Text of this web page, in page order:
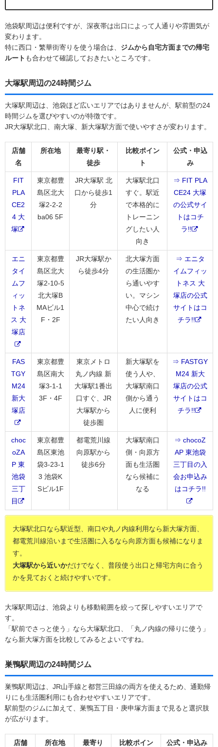
池袋駅周辺は便利ですが、深夜帯は出口によって人通りや雰囲気が
変わります。
特に西口・繁華街寄りを使う場合は、 ジムから自宅方面までの帰宅
ルート も合わせて確認しておきたいところです。
大塚駅周辺の24時間ジム
大塚駅周辺は、池袋ほど広いエリアではありませんが、駅前型の24
時間ジムを選びやすいのが特徴です。
JR大塚駅北口、南大塚、新大塚駅方面で使いやすさが変わります。
店舗
名
所在地
最寄り駅・
徒歩
比較ポイン
ト
公式・申込
み
FIT
PLA
CE2
4 大
塚
東京都豊
島区北大
塚2-2-2
ba06 5F
JR大塚駅 北
口から徒歩1
分
大塚駅北口
すぐ。駅近
で本格的に
トレーニン
グしたい人
向き
⇒ FIT PLA
CE24 大塚
の公式サイ
トはコチ
ラ!!
エニ
タイ
ムフ
ィッ
トネ
ス 大
塚店
東京都豊
島区北大
塚2-10-5
北大塚B
MAビル1
F・2F
JR大塚駅か
ら徒歩4分
北大塚方面
の生活圏か
ら通いやす
い。マシン
中心で続け
たい人向き
⇒ エニタ
イムフィッ
トネス 大
塚店の公式
サイトはコ
チラ!!
FAS
TGY
M24
新大
塚店
東京都豊
島区南大
塚3-1-1
3F・4F
東京メトロ
丸ノ内線 新
大塚駅1番出
口すぐ、JR
大塚駅から
徒歩圏
新大塚駅を
使う人や、
大塚駅南口
側から通う
人に便利
⇒ FASTGY
M24 新大
塚店の公式
サイトはコ
チラ!!
choc
oZA
P 東
池袋
三丁
目
東京都豊
島区東池
袋3-23-1
3 池袋K
Sビル1F
都電荒川線
向原駅から
徒歩6分
大塚駅南口
側・向原方
面も生活圏
なら候補に
なる
⇒ chocoZ
AP 東池袋
三丁目の入
会お申込み
はコチラ!!
大塚駅北口なら駅近型、南口や丸ノ内線利用なら新大塚方面、
都電荒川線沿いまで生活圏に入るなら向原方面も候補になりま
す。
大塚駅から近いかだけでなく、普段使う出口と帰宅方向に合う
かを見ておくと続けやすいです。
大塚駅周辺は、池袋よりも移動範囲を絞って探しやすいエリアで
す。
「駅前でさっと使う」なら大塚駅北口、「丸ノ内線の帰りに使う」
なら新大塚方面を比較してみるとよいですね。
巣鴨駅周辺の24時間ジム
巣鴨駅周辺は、JR山手線と都営三田線の両方を使えるため、通勤帰
りにも生活圏利用にも合わせやすいエリアです。
駅前型のジムに加えて、巣鴨五丁目・庚申塚方面まで見ると選択肢
が広がります。
店舗
所在地
最寄り
比較ポイン
公式・申込み